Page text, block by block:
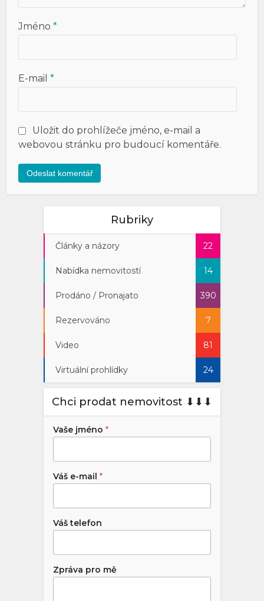
Jméno*
E-mail*
Uložit do prohlížeče jméno, e-mail a
webovou stránku pro budoucí komentáře.
Rubriky
Články a názory 22
Nabídka nemovitostí 14
Prodáno / Pronajato 390
Rezervováno 7
Video 81
Virtuální prohlídky 24
Chci prodat nemovitost ⬇︎⬇︎⬇︎
Vaše jméno *
Váš e-mail *
Váš telefon
Zpráva pro mě